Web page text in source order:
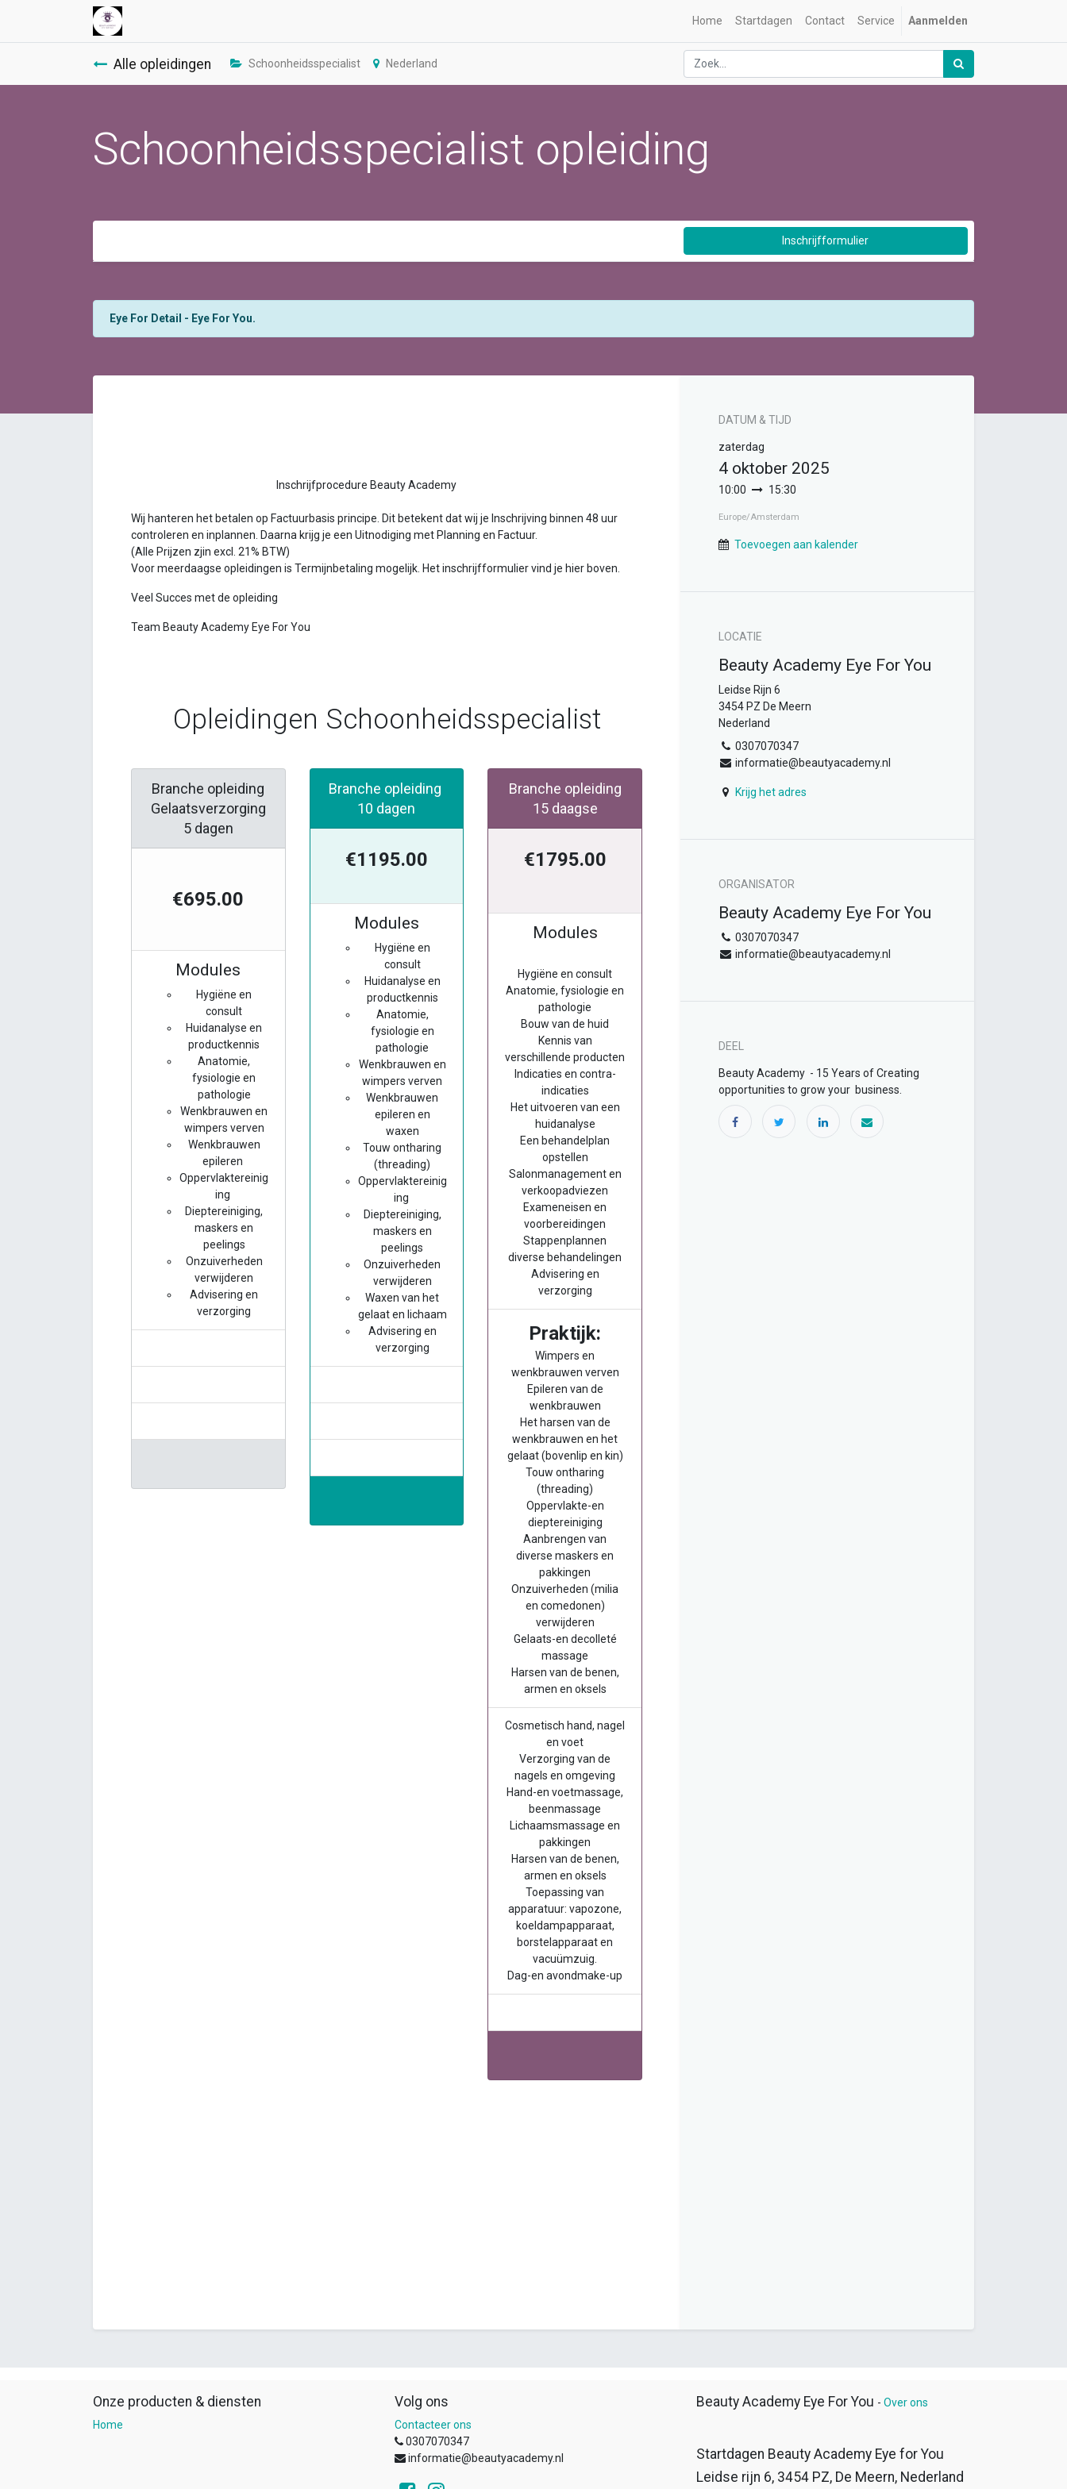
Home Startdagen Contact Service Aanmelden
Alle opleidingen Schoonheidsspecialist Nederland
Schoonheidsspecialist opleiding
Inschrijfformulier
Eye For Detail - Eye For You.
Inschrijfprocedure Beauty Academy
Wij hanteren het betalen op Factuurbasis principe. Dit betekent dat wij je Inschrijving binnen 48 uur
controleren en inplannen. Daarna krijg je een Uitnodiging met Planning en Factuur.
(Alle Prijzen zjin excl. 21% BTW)
Voor meerdaagse opleidingen is Termijnbetaling mogelijk. Het inschrijfformulier vind je hier boven.
Veel Succes met de opleiding
Team Beauty Academy Eye For You
Opleidingen Schoonheidsspecialist
Branche opleiding
Gelaatsverzorging
5 dagen
€695.00
Modules
Hygiëne en
consult
Huidanalyse en
productkennis
Anatomie,
fysiologie en
pathologie
Wenkbrauwen en
wimpers verven
Wenkbrauwen
epileren
Oppervlaktereinig
ing
Dieptereiniging,
maskers en
peelings
Onzuiverheden
verwijderen
Advisering en
verzorging
Branche opleiding
10 dagen
€1195.00
Modules
Hygiëne en
consult
Huidanalyse en
productkennis
Anatomie,
fysiologie en
pathologie
Wenkbrauwen en
wimpers verven
Wenkbrauwen
epileren en
waxen
Touw ontharing
(threading)
Oppervlaktereinig
ing
Dieptereiniging,
maskers en
peelings
Onzuiverheden
verwijderen
Waxen van het
gelaat en lichaam
Advisering en
verzorging
Branche opleiding
15 daagse
€1795.00
Modules
Hygiëne en consult
Anatomie, fysiologie en
pathologie
Bouw van de huid
Kennis van
verschillende producten
Indicaties en contra-
indicaties
Het uitvoeren van een
huidanalyse
Een behandelplan
opstellen
Salonmanagement en
verkoopadviezen
Exameneisen en
voorbereidingen
Stappenplannen
diverse behandelingen
Advisering en
verzorging
Praktijk:
Wimpers en
wenkbrauwen verven
Epileren van de
wenkbrauwen
Het harsen van de
wenkbrauwen en het
gelaat (bovenlip en kin)
Touw ontharing
(threading)
Oppervlakte-en
dieptereiniging
Aanbrengen van
diverse maskers en
pakkingen
Onzuiverheden (milia
en comedonen)
verwijderen
Gelaats-en decolleté
massage
Harsen van de benen,
armen en oksels
Cosmetisch hand, nagel
en voet
Verzorging van de
nagels en omgeving
Hand-en voetmassage,
beenmassage
Lichaamsmassage en
pakkingen
Harsen van de benen,
armen en oksels
Toepassing van
apparatuur: vapozone,
koeldampapparaat,
borstelapparaat en
vacuümzuig.
Dag-en avondmake-up
DATUM & TIJD
zaterdag
4 oktober 2025
10:00 15:30
Europe/Amsterdam
Toevoegen aan kalender
LOCATIE
Beauty Academy Eye For You
Leidse Rijn 6
3454 PZ De Meern
Nederland
0307070347
informatie@beautyacademy.nl
Krijg het adres
ORGANISATOR
Beauty Academy Eye For You
0307070347
informatie@beautyacademy.nl
DEEL
Beauty Academy - 15 Years of Creating
opportunities to grow your business.
Onze producten & diensten
Home
Volg ons
Contacteer ons
0307070347
informatie@beautyacademy.nl
Beauty Academy Eye For You - Over ons
Startdagen Beauty Academy Eye for You
Leidse rijn 6, 3454 PZ, De Meern, Nederland